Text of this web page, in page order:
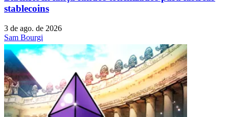
stablecoins
3 de ago. de 2026
Sam Bourgi